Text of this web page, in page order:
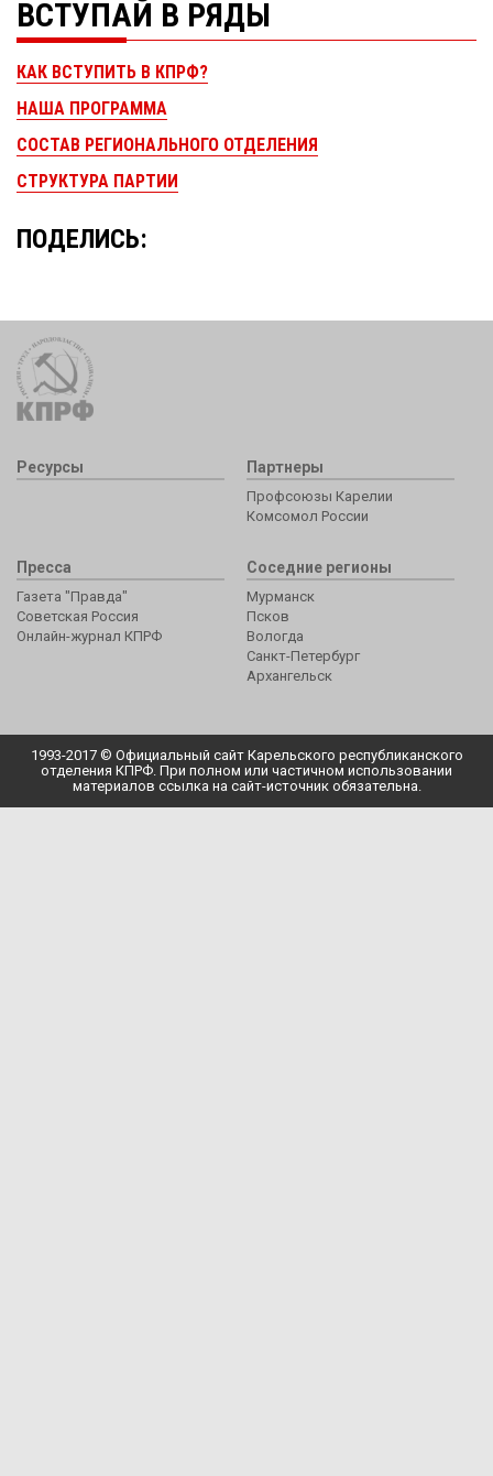
ВСТУПАЙ В РЯДЫ
КАК ВСТУПИТЬ В КПРФ?
НАША ПРОГРАММА
СОСТАВ РЕГИОНАЛЬНОГО ОТДЕЛЕНИЯ
СТРУКТУРА ПАРТИИ
ПОДЕЛИСЬ:
Ресурсы Партнеры
Профсоюзы Карелии
Комсомол России
Пресса
Газета "Правда"
Советская Россия
Онлайн-журнал КПРФ
Соседние регионы
Мурманск
Псков
Вологда
Санкт-Петербург
Архангельск
1993-2017 © Официальный сайт Карельского республиканского
отделения КПРФ. При полном или частичном использовании
материалов ссылка на сайт-источник обязательна.